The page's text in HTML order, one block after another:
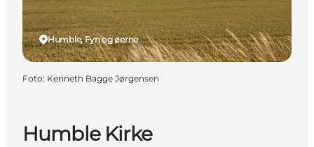
Humble Kirke
Humble, Fyn og øerne
Foto: Kenneth Bagge Jørgensen